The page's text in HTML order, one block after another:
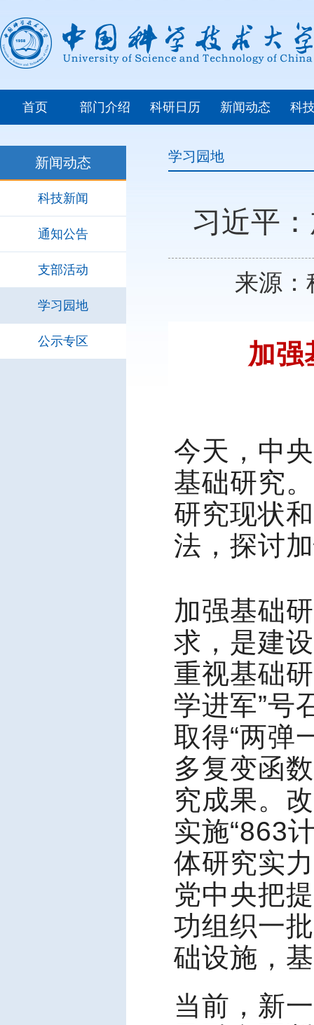
首页 部门介绍 科研日历 新闻动态 科
新闻动态
科技新闻
通知公告
支部活动
学习园地
公示专区
学习园地
习近平
来源：
加强
今天，中
基础研究
研究现状
法，探讨
加强基础
求，是建
重视基础
学进军”号
取得“两弹
多复变函
究成果。
实施“863
体研究实
党中央把
功组织一
础设施，
当前，新